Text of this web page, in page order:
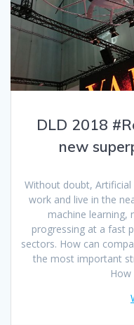
DLD 2018
new
Without doubt,
work and live in the
machine learning,
progressing at a fast
sectors. How can
the most important